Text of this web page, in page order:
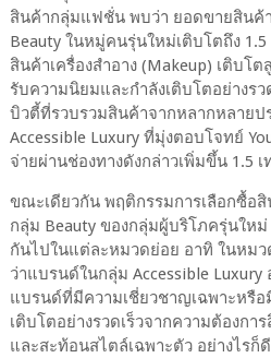
สินค้ากลุ่มแฟชั่น พบว่า ยอดขายสินค้า
Beauty ในหมู่คนรุ่นใหม่เติบโตถึง
สินค้าเครื่องสำอาง (Makeup) เติบโ
รับความนิยมและกำลังเติบโตอย่างร
บิวตี้ที่รวบรวมสินค้าจากหลากหลายป
Accessible Luxury ที่มุ่งตอบโจทย์
จ่ายผ่านช่องทางดังกล่าวเพิ่มขึ้น 1.5 เ
ขณะเดียวกัน พฤติกรรมการเลือกซื้อสิ
กลุ่ม Beauty ของกลุ่มผู้บริโภครุ่นให
กันไปในแต่ละหมวดย่อย อาทิ ในหมว
ว่าแบรนด์ในกลุ่ม Accessible
แบรนด์ที่มีความเชี่ยวชาญเฉพาะหรือ
เติบโตอย่างรวดเร็วจากความต้องก
และสะท้อนสไตล์เฉพาะตัว อย่างไรก็